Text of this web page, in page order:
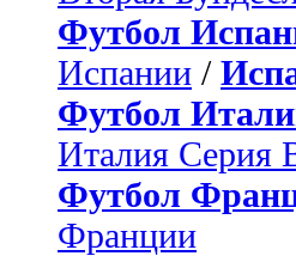
Футбол
Испании /
Футбол
Италия Серия
Футбол
Франции